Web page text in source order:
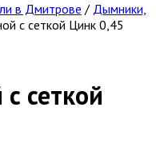
в Дмитрове / Дымники,
с сеткой Цинк 0,45
сеткой